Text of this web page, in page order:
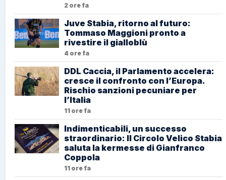
2 ore fa
Juve Stabia, ritorno al futuro:
Tommaso Maggioni pronto a
rivestire il gialloblù
4 ore fa
DDL Caccia, il Parlamento accelera:
cresce il confronto con l’Europa.
Rischio sanzioni pecuniare per
l’Italia
11 ore fa
Indimenticabili, un successo
straordinario: Il Circolo Velico Stabia
saluta la kermesse di Gianfranco
Coppola
11 ore fa